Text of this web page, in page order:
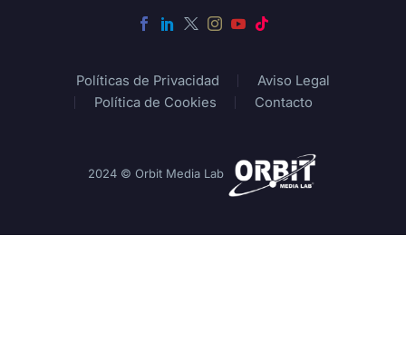
Políticas de Privacidad
Aviso Legal
Política de Cookies
Contacto
2024 © Orbit Media Lab